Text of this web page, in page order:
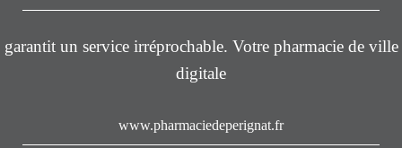
garantit un service irréprochable. Votre pharmacie de ville
digitale
www.pharmaciedeperignat.fr